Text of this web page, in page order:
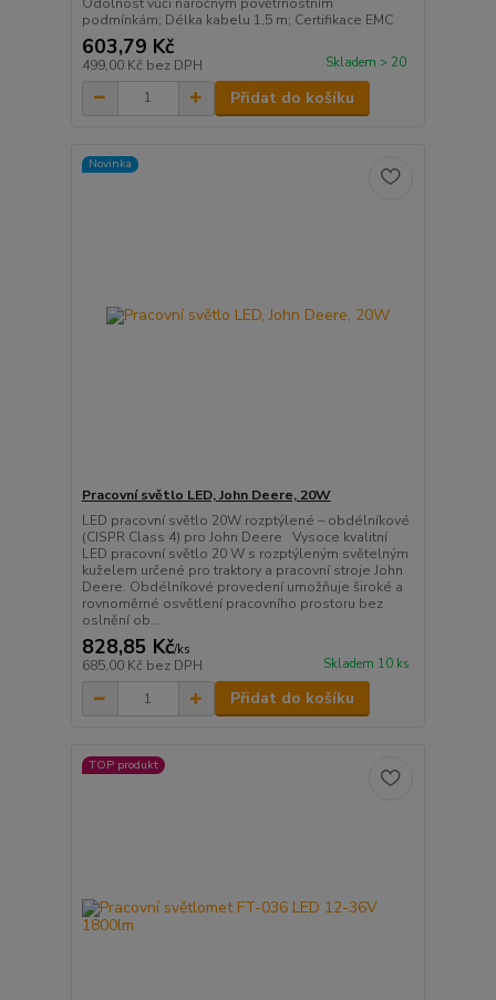
podmínkám; Délka kabelu 1,5 m; Certifikace EMC
603,79 Kč
499,00 Kč bez DPH Skladem > 20
Přidat do košíku
Novinka
Pracovní světlo LED, John Deere, 20W
LED pracovní světlo 20W rozptýlené – obdélníkové
(CISPR Class 4) pro John Deere Vysoce kvalitní
LED pracovní světlo 20 W s rozptýleným světelným
kuželem určené pro traktory a pracovní stroje John
Deere. Obdélníkové provedení umožňuje široké a
rovnoměrné osvětlení pracovního prostoru bez
oslnění ob...
828,85 Kč/ks
685,00 Kč bez DPH Skladem 10 ks
Přidat do košíku
TOP produkt